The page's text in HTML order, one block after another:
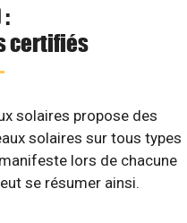
certifiés
solaires propose des
solaires sur tous types
lors de chacune
se résumer ainsi.